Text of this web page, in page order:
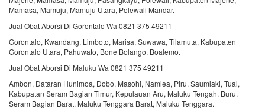
Mamasa, Mamuju, Mamuju Utara, Polewali Mandar.
Jual Obat Aborsi Di Gorontalo Wa 0821 375 49211
Gorontalo, Kwandang, Limboto, Marisa, Suwawa, Tilamuta, Kabupaten
Gorontalo Utara, Pahuwato, Bone Bolango, Boalemo.
Jual Obat Aborsi Di Maluku Wa 0821 375 49211
Ambon, Dataran Hunimoa, Dobo, Masohi, Namlea, Piru, Saumlaki, Tual,
Kabupatan Seram Bagian Timur, Kepulauan Aru, Maluku Tengah, Buru,
Seram Bagian Barat, Maluku Tenggara Barat, Maluku Tenggara.